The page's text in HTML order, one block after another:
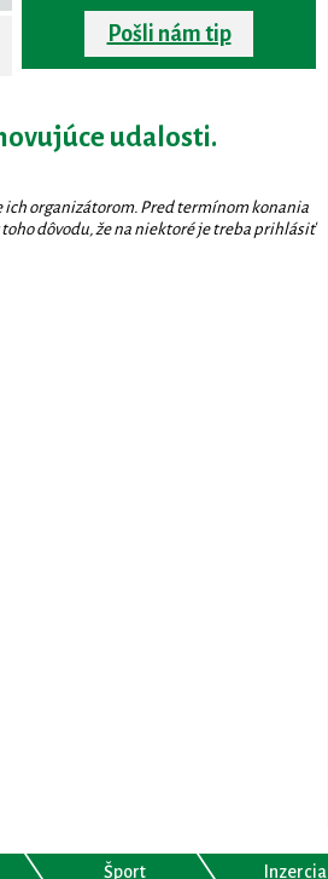
Pošli nám tip
udalosti.
ich organizátorom. Pred termínom konania
dôvodu, že na niektoré je treba prihlásiť
Šport Inzercia